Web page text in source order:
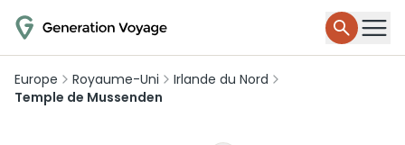
Europe Royaume-Uni
Irlande du Nord
Temple de Mussenden